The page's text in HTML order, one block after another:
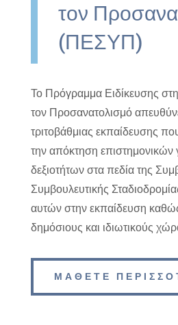
τον
(ΠΕΣΥΠ)
Το Πρόγραμμα Ειδίκευσης
τον Προσανατολισμό
τριτοβάθμιας εκπαίδευσης
την απόκτηση
δεξιοτήτων στα πεδία της
Συμβουλευτικής
αυτών στην εκπαίδευση
δημόσιους και ιδιωτικούς
ΜΑΘΕΤΕ